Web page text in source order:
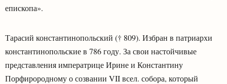
епископа».
Тарасий константинопольский († 809). Избран в патриархи
константинопольские в 786 году. За свои настойчивые
представления императрице Ирине и Константину
Порфирородному о созвании VII всел. собора, который